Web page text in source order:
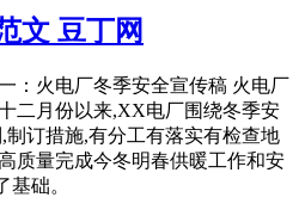
文 豆丁网
：火电厂冬季安全宣传稿 火电厂
二月份以来,XX电厂围绕冬季安
制订措施,有分工有落实有检查地
质量完成今冬明春供暖工作和安
础。